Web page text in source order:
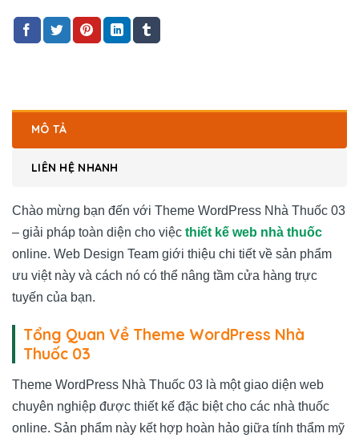
MÔ TẢ
LIÊN HỆ NHANH
Chào mừng bạn đến với Theme WordPress Nhà Thuốc 03
– giải pháp toàn diện cho việc thiết kế web nhà thuốc
online. Web Design Team giới thiệu chi tiết về sản phẩm
ưu việt này và cách nó có thể nâng tầm cửa hàng trực
tuyến của bạn.
Tổng Quan Về Theme WordPress Nhà
Thuốc 03
Theme WordPress Nhà Thuốc 03 là một giao diện web
chuyên nghiệp được thiết kế đặc biệt cho các nhà thuốc
online. Sản phẩm này kết hợp hoàn hảo giữa tính thẩm mỹ